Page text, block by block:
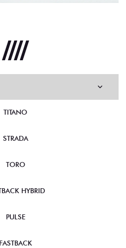
TITANO
STRADA
TORO
HYBRID
PULSE
FASTBACK